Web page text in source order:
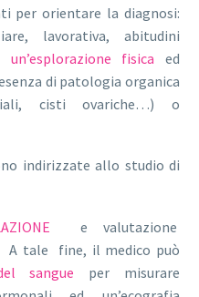
per orientare la diagnosi:
lavorativa, abitudini
un’esplorazione fisica ed
di patologia organica
cisti ovariche…) o
indirizzate allo studio di
e valutazione
A tale fine, il medico può
sangue per misurare